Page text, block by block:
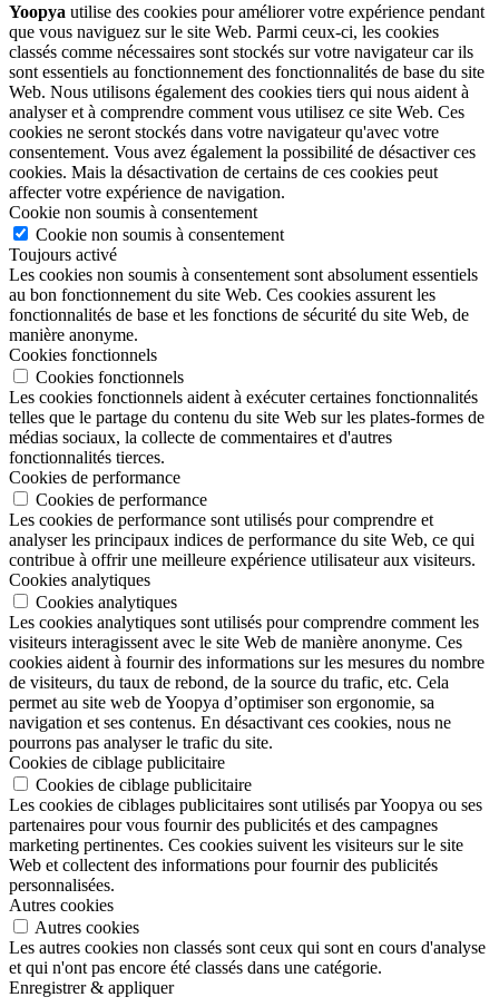
Yoopya utilise des cookies pour améliorer votre expérience pendant
que vous naviguez sur le site Web. Parmi ceux-ci, les cookies
classés comme nécessaires sont stockés sur votre navigateur car ils
sont essentiels au fonctionnement des fonctionnalités de base du site
Web. Nous utilisons également des cookies tiers qui nous aident à
analyser et à comprendre comment vous utilisez ce site Web. Ces
cookies ne seront stockés dans votre navigateur qu'avec votre
consentement. Vous avez également la possibilité de désactiver ces
cookies. Mais la désactivation de certains de ces cookies peut
affecter votre expérience de navigation.
Cookie non soumis à consentement
Cookie non soumis à consentement
Toujours activé
Les cookies non soumis à consentement sont absolument essentiels
au bon fonctionnement du site Web. Ces cookies assurent les
fonctionnalités de base et les fonctions de sécurité du site Web, de
manière anonyme.
Cookies fonctionnels
Cookies fonctionnels
Les cookies fonctionnels aident à exécuter certaines fonctionnalités
telles que le partage du contenu du site Web sur les plates-formes de
médias sociaux, la collecte de commentaires et d'autres
fonctionnalités tierces.
Cookies de performance
Cookies de performance
Les cookies de performance sont utilisés pour comprendre et
analyser les principaux indices de performance du site Web, ce qui
contribue à offrir une meilleure expérience utilisateur aux visiteurs.
Cookies analytiques
Cookies analytiques
Les cookies analytiques sont utilisés pour comprendre comment les
visiteurs interagissent avec le site Web de manière anonyme. Ces
cookies aident à fournir des informations sur les mesures du nombre
de visiteurs, du taux de rebond, de la source du trafic, etc. Cela
permet au site web de Yoopya d’optimiser son ergonomie, sa
navigation et ses contenus. En désactivant ces cookies, nous ne
pourrons pas analyser le trafic du site.
Cookies de ciblage publicitaire
Cookies de ciblage publicitaire
Les cookies de ciblages publicitaires sont utilisés par Yoopya ou ses
partenaires pour vous fournir des publicités et des campagnes
marketing pertinentes. Ces cookies suivent les visiteurs sur le site
Web et collectent des informations pour fournir des publicités
personnalisées.
Autres cookies
Autres cookies
Les autres cookies non classés sont ceux qui sont en cours d'analyse
et qui n'ont pas encore été classés dans une catégorie.
Enregistrer & appliquer